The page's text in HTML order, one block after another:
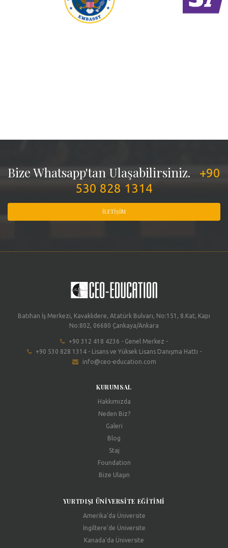
Bize Whatsapp'tan Ulaşabilirsiniz.
+90
530 828 1314
İLETIŞIM
Batıhan İş Merkezi, Kavaklıdere, Atatürk Bulvarı, No:151, 8.Kat, Kapı
No:802, 06680 Çankaya/Ankara
+90 312 418 4236 - Genel Merkez -
+90 530 828 1314 - Lisans ve Yüksek Lisans Danışma Hattı -
info@ceo-education.com
KURUMSAL
Hakkımızda
Neden Biz?
Galeri
Blog
Staj
Foundation
Bize Ulaşın
YURTDIŞI ÜNIVERSITE EĞITIMI
Amerika'da Üniversite
İngiltere'de Üniversite
Kanada'da Üniversite